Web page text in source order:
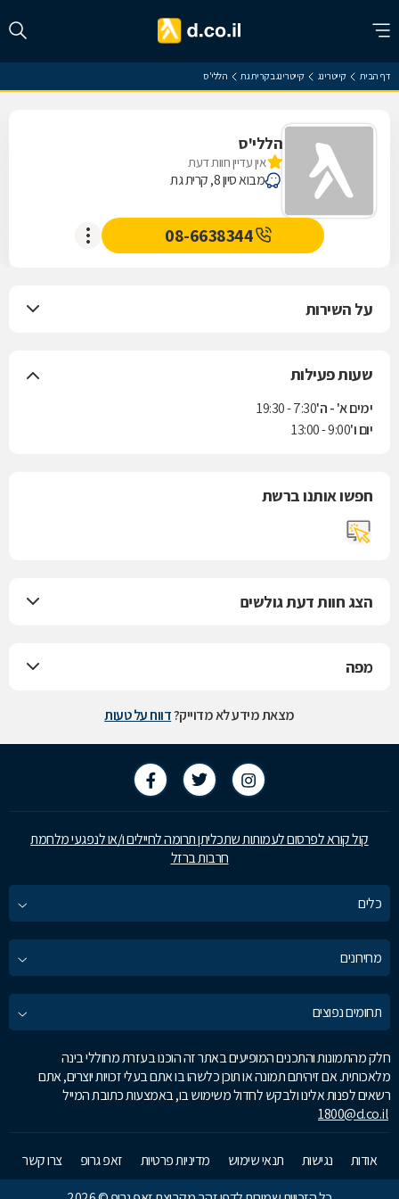
דף הבית קייטרינג קייטרינג בקרית גת הללי'ס
הללי'ס
אין עדיין חוות דעת
מבוא סיון 8, קרית גת
08-6638344
על השירות
שעות פעילות
ימים א' - ה'7:30 - 19:30
יום ו'9:00 - 13:00
חפשו אותנו ברשת
הצג חוות דעת גולשים
מפה
מצאת מידע לא מדוייק?דווח על טעות
קול קורא לפרסום לעמותות שתכליתן תרומה לחיילים ו/או לנפגעי מלחמת
חרבות ברזל
כלים
מחירונים
תחומים נפוצים
חלק מהתמונות והתכנים המופיעים באתר זה הוכנו בעזרת מחוללי בינה
מלאכותית. אם זיהיתם תמונה או תוכן כלשהו בו אתם בעלי זכויות יוצרים, אתם
רשאים לפנות אלינו ולבקש לחדול משימוש בו, באמצעות כתובת המייל
1800@d.co.il
אודות נגישות תנאי שימוש מדיניות פרטיות זאפ גרופ
צרו קשר